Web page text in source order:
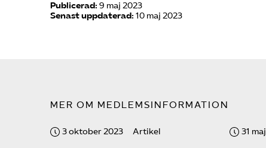
Publicerad: 9 maj 2023
Senast uppdaterad: 10 maj 2023
MER OM MEDLEMSINFORMATION
3 oktober 2023 Artikel 31